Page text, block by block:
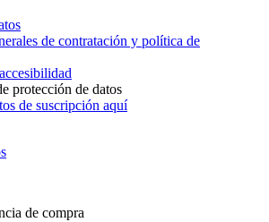
de contratación y política de
protección de datos
de suscripción aquí
de compra